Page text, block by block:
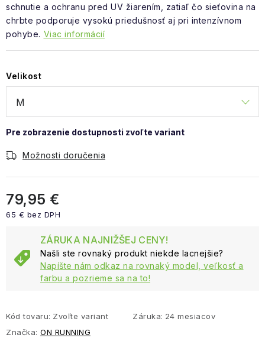
schnutie a ochranu pred UV žiarením, zatiaľ čo sieťovina na
chrbte podporuje vysokú priedušnosť aj pri intenzívnom
pohybe. Viac informácií
Velikost
Možnosti doručenia
79,95 €
65 € bez DPH
ZÁRUKA NAJNIŽŠEJ CENY!
Našli ste rovnaký produkt niekde lacnejšie?
Napíšte nám odkaz na rovnaký model, veľkosť a
farbu a pozrieme sa na to!
Kód tovaru: Zvoľte variant Záruka: 24 mesiacov
Značka: ON RUNNING